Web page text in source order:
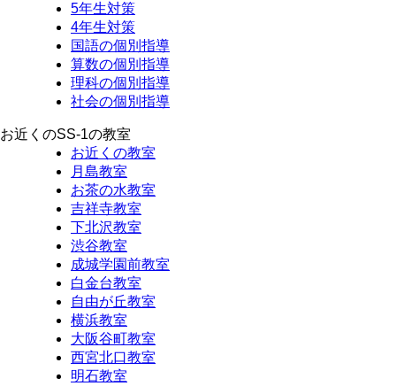
5年生対策
4年生対策
国語の個別指導
算数の個別指導
理科の個別指導
社会の個別指導
お近くのSS-1の教室
お近くの教室
月島教室
お茶の水教室
吉祥寺教室
下北沢教室
渋谷教室
成城学園前教室
白金台教室
自由が丘教室
横浜教室
大阪谷町教室
西宮北口教室
明石教室